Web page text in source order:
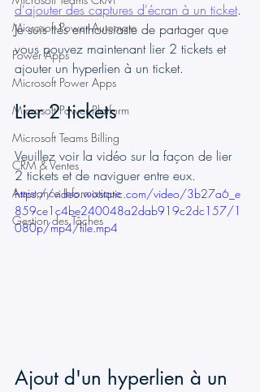
Microsoft Power Automate
Power Apps
Microsoft Power Apps
Microsoft Power Platform
Microsoft Teams Billing
CRM & Ventes
Assistance Informatique
Gestion des Tâches
d'ajouter des captures d'écran à un ticket.
Je suis très enthousiaste de partager que
vous pouvez maintenant lier 2 tickets et
ajouter un hyperlien à un ticket.
Lier 2 tickets
Veuillez voir la vidéo sur la façon de lier
2 tickets et de naviguer entre eux.
https://video.wixstatic.com/video/3b27a6_e
859ce1c4be240048a2dab919c2dc157/1
080p/mp4/file.mp4
Ajout d'un hyperlien à un